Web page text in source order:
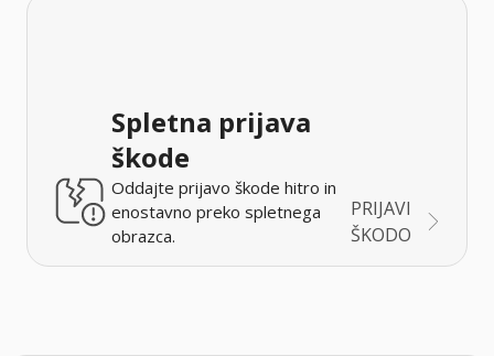
Spletna prijava
škode
Oddajte prijavo škode hitro in
enostavno preko spletnega
obrazca.
PRIJAVI
ŠKODO